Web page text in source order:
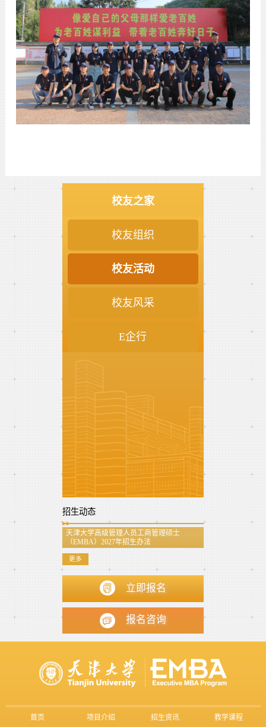
校友之家
校友组织
校友活动
校友风采
E企行
招生动态
天津大学高级管理人员工商管理硕士
（EMBA）2027年招生办法
更多
立即报名
报名咨询
首页 项目介绍 招生资讯 教学课程